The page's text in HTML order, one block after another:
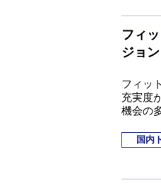
フィ
ジョ
フィッ
充実度
機会の
国内